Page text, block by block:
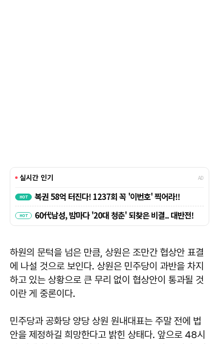
하원의 문턱을 넘은 만큼, 상원은 조만간 협상안 표결
에 나설 것으로 보인다. 상원은 민주당이 과반을 차지
하고 있는 상황으로 큰 무리 없이 협상안이 통과될 것
이란 게 중론이다.
민주당과 공화당 양당 상원 원내대표는 주말 전에 법
안을 제정하길 희망한다고 밝힌 상태다. 앞으로 48시